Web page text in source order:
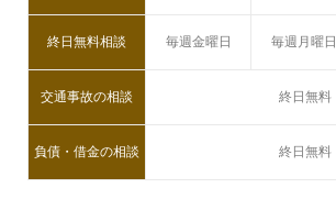
終日無料相談 毎週金曜日 毎週月曜日
交通事故の相談 終日無料
負債・借金の相談 終日無料